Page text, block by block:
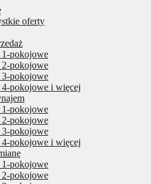
oferty
pokojowe
pokojowe
pokojowe
pokojowe i więcej
pokojowe
pokojowe
pokojowe
pokojowe i więcej
pokojowe
pokojowe